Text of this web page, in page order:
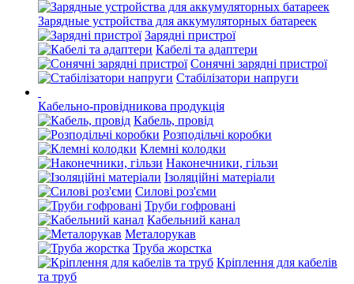
Зарядные устройства для аккумуляторных батареек
Зарядні пристрої
Кабелі та адаптери
Сонячні зарядні пристрої
Стабілізатори напруги
Кабельно-провідникова продукція
Кабель, провід
Розподільчі коробки
Клемні колодки
Наконечники, гільзи
Ізоляційні матеріали
Силові роз'єми
Труби гофровані
Кабельний канал
Металорукав
Труба жорстка
Кріплення для кабелів
та труб